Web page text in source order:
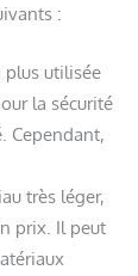
:
plus utilisée
la sécurité
Cependant,
très léger,
prix. Il peut